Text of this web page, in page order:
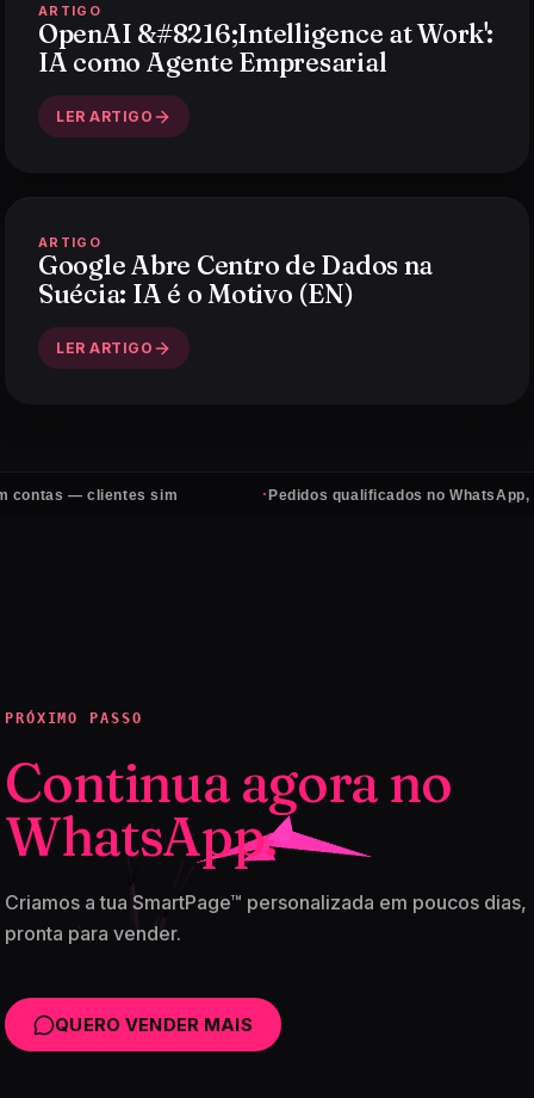
ARTIGO
OpenAI &#8216;Intelligence at Work':
IA como Agente Empresarial
LER ARTIGO
ARTIGO
Google Abre Centro de Dados na
Suécia: IA é o Motivo (EN)
LER ARTIGO
— clientes sim Pedidos qualificados no WhatsApp,
PRÓXIMO PASSO
Continua agora no
WhatsApp.
Criamos a tua SmartPage™ personalizada em poucos dias,
pronta para vender.
QUERO VENDER MAIS